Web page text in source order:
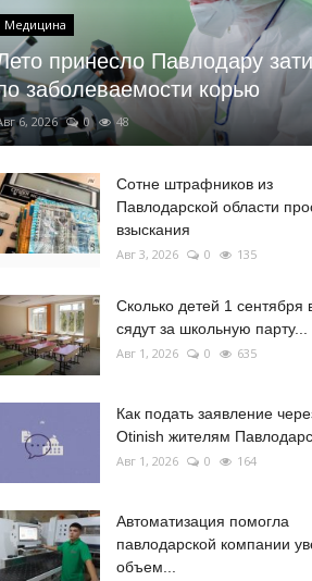
Медицина
принесло Павлодару
заболеваемости корью
6, 2026 0 48
Сотне штрафников из
Павлодарской области
взыскания
Авг 3, 2026 0 135
Сколько детей 1 сентября
сядут за школьную парту...
Авг 1, 2026 0 635
Как подать заявление
Otinish жителям
Авг 1, 2026 0 164
Автоматизация помогла
павлодарской компании
объем...